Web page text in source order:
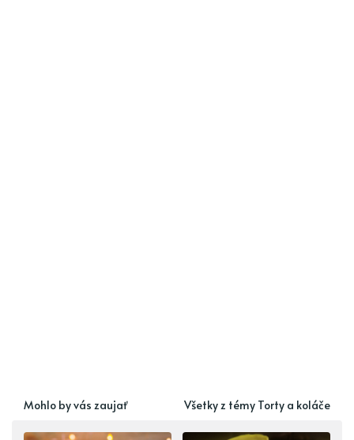
Mohlo by vás zaujať Všetky z témy Torty a koláče